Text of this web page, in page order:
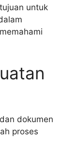
untuk
dokumen
proses